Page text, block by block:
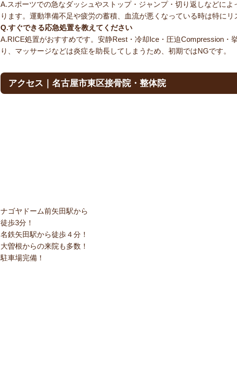
A.スポーツでの急なダッシュやストップ・ジャンプ・切り返しなどによ
ります。運動準備不足や疲労の蓄積、血流が悪くなっている時は特にリ
Q.すぐできる応急処置を教えてください
A.RICE処置がおすすめです。安静Rest・冷却Ice・圧迫Compression・
り、マッサージなどは炎症を助長してしまうため、初期ではNGです。
アクセス｜名古屋市東区接骨院・整体院
ナゴヤドーム前矢田駅から
徒歩3分！
名鉄矢田駅から徒歩４分！
大曽根からの来院も多数！
駐車場完備！